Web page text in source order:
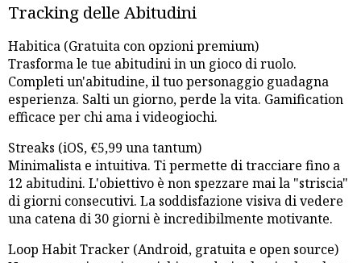
Tracking delle Abitudini
Habitica (Gratuita con opzioni premium)
Trasforma le tue abitudini in un gioco di ruolo.
Completi un'abitudine, il tuo personaggio guadagna
esperienza. Salti un giorno, perde la vita. Gamification
efficace per chi ama i videogiochi.
Streaks (iOS, €5,99 una tantum)
Minimalista e intuitiva. Ti permette di tracciare fino a
12 abitudini. L'obiettivo è non spezzare mai la "striscia"
di giorni consecutivi. La soddisfazione visiva di vedere
una catena di 30 giorni è incredibilmente motivante.
Loop Habit Tracker (Android, gratuita e open source)